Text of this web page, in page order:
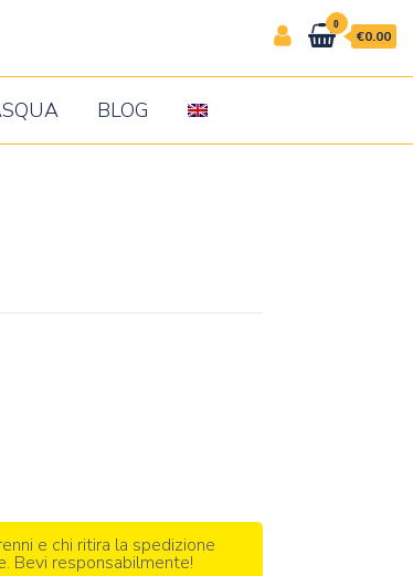
0
€0.00
BLOG
e chi ritira la spedizione
Bevi responsabilmente!